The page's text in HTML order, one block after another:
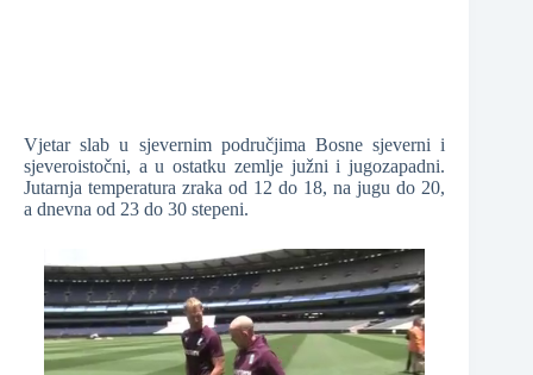
Vjetar slab u sjevernim područjima Bosne sjeverni i
sjeveroistočni, a u ostatku zemlje južni i jugozapadni.
Jutarnja temperatura zraka od 12 do 18, na jugu do 20,
a dnevna od 23 do 30 stepeni.